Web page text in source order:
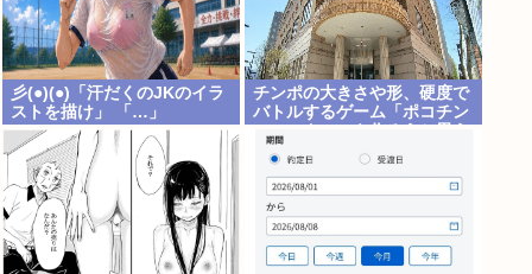
彡(●)(●)「汗だくのJKのイラ
ストを描け」 「…」
チンポの大きさや形、硬度で
バトルするゲーム「ポコチン
モンスター」を作ろうと思う